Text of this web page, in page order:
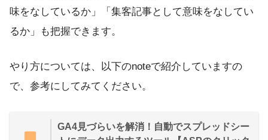
味をなしているか」「集客記事として意味をなしてい
るか」も把握できます。
やり方については、以下のnoteで紹介していますの
で、参考にしてみてください。
GA4見づらいを解消！自動でスプレッドシー